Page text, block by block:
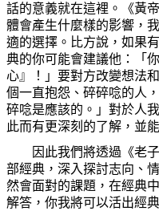
話的意義就在這裡。《黃
體會產生什麼樣的影響，
適的選擇。比方說，如果
典的你可能會建議他：「
心』！」要對方改變想法
個一直抱怨、碎碎唸的人
碎唸是應該的。」對於人
此而有更深刻的了解，並
因此我們將透過《老子
部經典，深入探討志向、
然會面對的課題，在經典
解答，你我將可以活出經